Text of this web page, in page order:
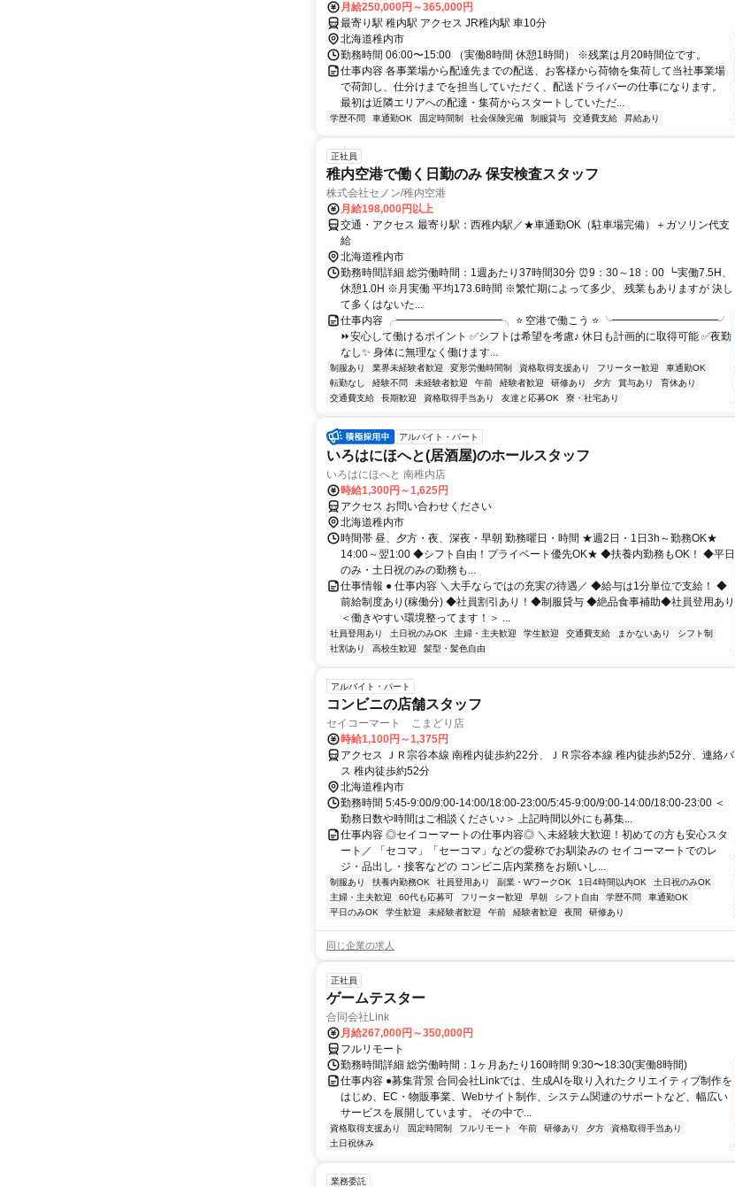
月給250,000円～365,000円
最寄り駅 稚内駅 アクセス JR稚内駅 車10分
北海道稚内市
勤務時間 06:00〜15:00 （実働8時間 休憩1時間） ※残業は月20時間位です。
仕事内容 各事業場から配達先までの配送、お客様から荷物を集荷して当社事業場
で荷卸し、仕分けまでを担当していただく、配送ドライバーの仕事になります。
最初は近隣エリアへの配達・集荷からスタートしていただ...
学歴不問 車通勤OK 固定時間制 社会保険完備 制服貸与 交通費支給 昇給あり
正社員
稚内空港で働く日勤のみ 保安検査スタッフ
株式会社セノン/稚内空港
月給198,000円以上
交通・アクセス 最寄り駅：西稚内駅／★車通勤OK（駐車場完備）＋ガソリン代支
給
北海道稚内市
勤務時間詳細 総労働時間：1週あたり37時間30分 ⏰9：30～18：00 ┗実働7.5H、
休憩1.0H ※月実働 平均173.6時間 ※繁忙期によって多少、 残業もありますが 決し
て多くはないた...
仕事内容 ╭━━━━━━━━━━╮ ⭐ 空港で働こう ⭐ ╰━━━━━━━━━━╯
⏩安心して働けるポイント ✅シフトは希望を考慮♪ 休日も計画的に取得可能 ✅夜勤
なし✨ 身体に無理なく働けます...
制服あり 業界未経験者歓迎 変形労働時間制 資格取得支援あり フリーター歓迎
車通勤OK
転勤なし
経験不問 未経験者歓迎 午前 経験者歓迎 研修あり 夕方 賞与あり
育休あり
交通費支給
長期歓迎 資格取得手当あり 友達と応募OK 寮・社宅あり
アルバイト・パート
いろはにほへと(居酒屋)のホールスタッフ
いろはにほへと 南稚内店
時給1,300円～1,625円
アクセス お問い合わせください
北海道稚内市
時間帯 昼、夕方・夜、深夜・早朝 勤務曜日・時間 ★週2日・1日3h～勤務OK★
14:00～翌1:00 ◆シフト自由！プライベート優先OK★ ◆扶養内勤務もOK！ ◆平日
のみ・土日祝のみの勤務も...
仕事情報 ● 仕事内容 ＼大手ならではの充実の待遇／ ◆給与は1分単位で支給！ ◆
前給制度あり(稼働分) ◆社員割引あり！◆制服貸与 ◆絶品食事補助◆社員登用あり
＜働きやすい環境整ってます！＞ ...
社員登用あり 土日祝のみOK 主婦・主夫歓迎 学生歓迎 交通費支給 まかないあり
シフト制
社割あり
高校生歓迎 髪型・髪色自由
アルバイト・パート
コンビニの店舗スタッフ
セイコーマート こまどり店
時給1,100円～1,375円
アクセス ＪＲ宗谷本線 南稚内徒歩約22分、ＪＲ宗谷本線 稚内徒歩約52分、連絡バ
ス 稚内徒歩約52分
北海道稚内市
勤務時間 5:45-9:00/9:00-14:00/18:00-23:00/5:45-9:00/9:00-14:00/18:00-23:00 ＜
勤務日数や時間はご相談ください♪＞ 上記時間以外にも募集...
仕事内容 ◎セイコーマートの仕事内容◎ ＼未経験大歓迎！初めての方も安心スタ
ート／ 「セコマ」「セーコマ」などの愛称でお馴染みの セイコーマートでのレ
ジ・品出し・接客などの コンビニ店内業務をお願いし...
制服あり 扶養内勤務OK 社員登用あり 副業・WワークOK 1日4時間以内OK
土日祝のみOK
主婦・主夫歓迎
60代も応募可 フリーター歓迎 早朝 シフト自由 学歴不問
車通勤OK
平日のみOK
学生歓迎 未経験者歓迎 午前 経験者歓迎 夜間 研修あり
同じ企業の求人
正社員
ゲームテスター
合同会社Link
月給267,000円～350,000円
フルリモート
勤務時間詳細 総労働時間：1ヶ月あたり160時間 9:30〜18:30(実働8時間)
仕事内容 ●募集背景 合同会社Linkでは、生成AIを取り入れたクリエイティブ制作を
はじめ、EC・物販事業、Webサイト制作、システム関連のサポートなど、幅広い
サービスを展開しています。 その中で...
資格取得支援あり 固定時間制 フルリモート 午前 研修あり 夕方
資格取得手当あり
土日祝休み
業務委託